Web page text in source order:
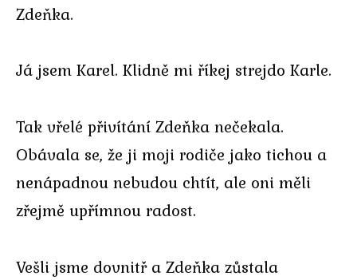
Zdeňka.
Já jsem Karel. Klidně mi říkej strejdo Karle.
Tak vřelé přivítání Zdeňka nečekala.
Obávala se, že ji moji rodiče jako tichou a
nenápadnou nebudou chtít, ale oni měli
zřejmě upřímnou radost.
Vešli jsme dovnitř a Zdeňka zůstala